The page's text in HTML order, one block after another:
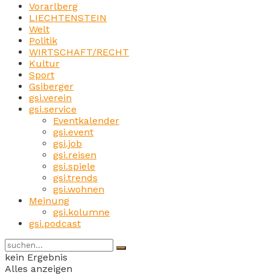
Vorarlberg
LIECHTENSTEIN
Welt
Politik
WIRTSCHAFT/RECHT
Kultur
Sport
Gsiberger
gsi.verein
gsi.service
Eventkalender
gsi.event
gsi.job
gsi.reisen
gsi.spiele
gsi.trends
gsi.wohnen
Meinung
gsi.kolumne
gsi.podcast
kein Ergebnis
Alles anzeigen